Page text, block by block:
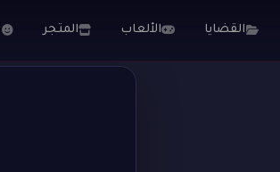
القضايا الألعاب المتجر